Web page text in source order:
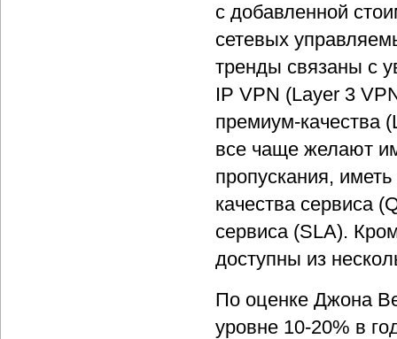
с добавленной
сетевых
тренды связаны с
IP VPN (Layer 3
премиум-качества
все чаще желают
пропускания,
качества сервиса
сервиса (SLA).
доступны из
По оценке Джона
уровне 10-20% в